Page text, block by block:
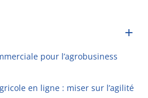
pour l’agrobusiness
en ligne : miser sur l’agilité